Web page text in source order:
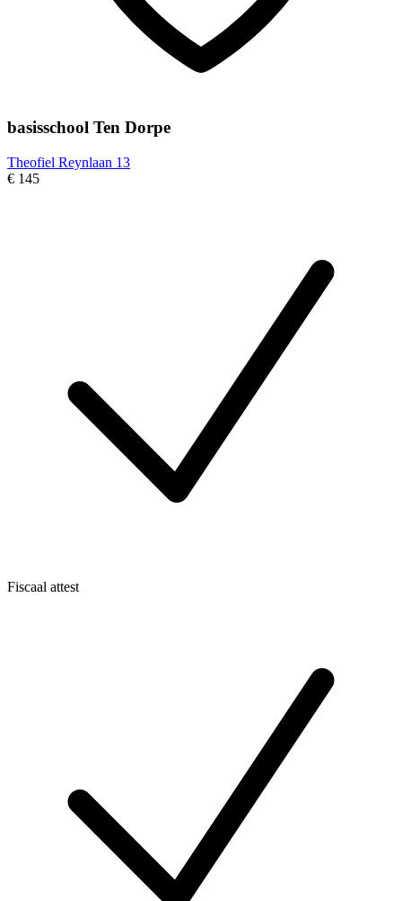
basisschool Ten Dorpe
Theofiel Reynlaan 13
€ 145
Fiscaal attest